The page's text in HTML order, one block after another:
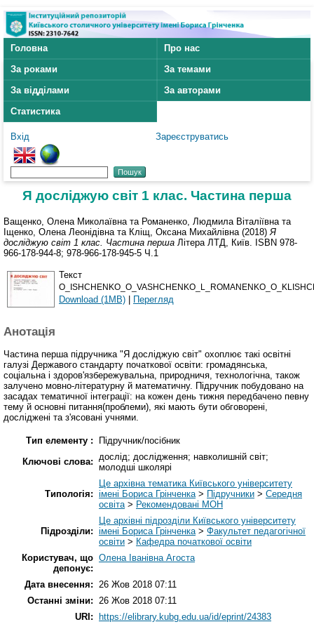
Головна
Про нас
За роками
За темами
За відділами
За авторами
Статистика
Вхід Зареєструватись
Я досліджую світ 1 клас. Частина перша
Ващенко, Олена Миколаївна та Романенко, Людмила Віталіївна та
Іщенко, Олена Леонідівна та Кліщ, Оксана Михайлівна (2018) Я
досліджую світ 1 клас. Частина перша Літера ЛТД, Київ. ISBN 978-
966-178-944-8; 978-966-178-945-5 Ч.1
Текст
Download (1MB) | Перегляд
Анотація
Частина перша підручника "Я досліджую світ" охоплює такі освітні
галузі Державого стандарту початкової освіти: громадянська,
соціальна і здоров'язбережувальна, природничя, технологічна, також
залучено мовно-літературну й математичну. Підручник побудовано на
засадах тематичної інтеграції: на кожен день тижня передбачено певну
тему й основні питання(проблеми), які мають бути обговорені,
досліджені та з'ясовані учнями.
Тип елементу :
Підручник/посібник
Ключові слова: дослід; дослідження; навколишній світ;
молодші школярі
Типологія:
Це архівна тематика Київського університету
імені Бориса Грінченка> Підручники > Середня
освіта> Рекомендовані МОН
Підрозділи:
Це архівні підрозділи Київського університету
імені Бориса Грінченка> Факультет педагогічної
освіти > Кафедра початкової освіти
Користувач, що
депонує:
Олена Іванівна Агоста
Дата внесення: 26 Жов 2018 07:11
Останні зміни: 26 Жов 2018 07:11
URI:
https://elibrary.kubg.edu.ua/id/eprint/24383